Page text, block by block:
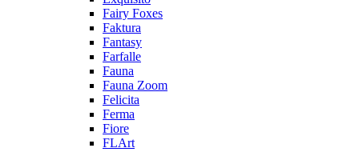
Fairy Foxes
Faktura
Fantasy
Farfalle
Fauna
Fauna Zoom
Felicita
Ferma
Fiore
FLArt